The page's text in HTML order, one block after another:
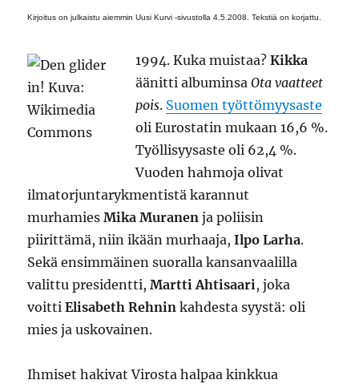
Kirjoitus on julkaistu aiemmin Uusi Kurvi -sivustolla 4.5.2008. Tekstiä on korjattu.
1994. Kuka muistaa?Kikka
äänitti albuminsaOta vaatteet
pois. Suomen työttömyysaste
oli Eurostatin mukaan 16,6 %.
Työllisyysaste oli 62,4 %.
Vuoden hahmoja olivat
ilmatorjuntarykmentistä karannut
murhamiesMika Muranen ja poliisin
piirittämä, niin ikään murhaaja,Ilpo Larha.
Sekä ensimmäinen suoralla kansanvaalilla
valittu presidentti,Martti Ahtisaari, joka
voittiElisabeth Rehnin kahdesta syystä: oli
mies ja uskovainen.
Ihmiset hakivat Virosta halpaa kinkkua